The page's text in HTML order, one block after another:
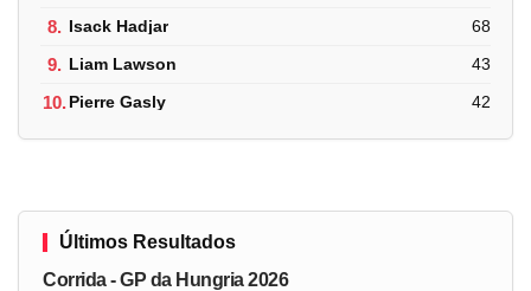
8. Isack Hadjar 68
9. Liam Lawson 43
10.Pierre Gasly 42
Últimos Resultados
Corrida - GP da Hungria 2026